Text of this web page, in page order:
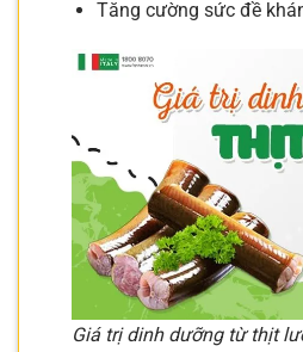
Tăng cường sức đề
Giá trị dinh dưỡng từ thịt